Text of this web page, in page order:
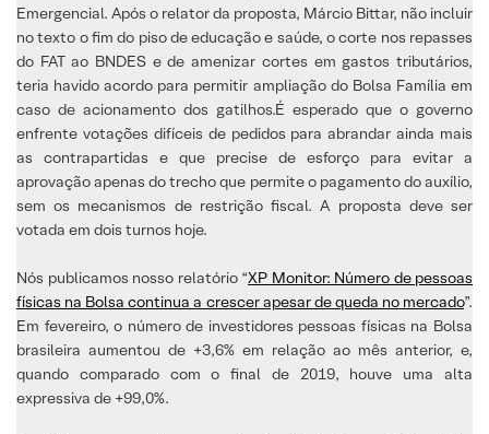
Emergencial. Após o relator da proposta, Márcio Bittar, não incluir
no texto o fim do piso de educação e saúde, o corte nos repasses
do FAT ao BNDES e de amenizar cortes em gastos tributários,
teria havido acordo para permitir ampliação do Bolsa Família em
caso de acionamento dos gatilhos.É esperado que o governo
enfrente votações difíceis de pedidos para abrandar ainda mais
as contrapartidas e que precise de esforço para evitar a
aprovação apenas do trecho que permite o pagamento do auxílio,
sem os mecanismos de restrição fiscal. A proposta deve ser
votada em dois turnos hoje.
Nós publicamos nosso relatório “XP Monitor: Número de pessoas
físicas na Bolsa continua a crescer apesar de queda no mercado”.
Em fevereiro, o número de investidores pessoas físicas na Bolsa
brasileira aumentou de +3,6% em relação ao mês anterior, e,
quando comparado com o final de 2019, houve uma alta
expressiva de +99,0%.